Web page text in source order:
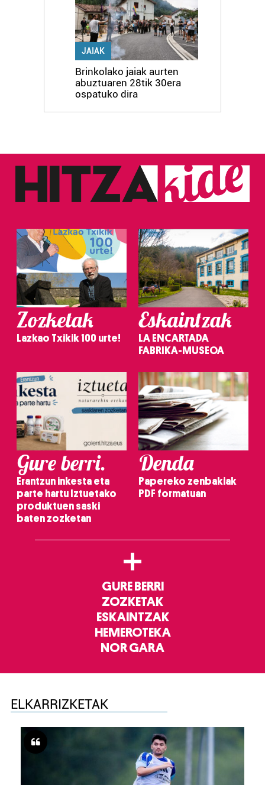
JAIAK
Brinkolako jaiak aurten
abuztuaren 28tik 30era
ospatuko dira
Zozketak
Lazkao Txikik 100 urte!
Eskaintzak
LA ENCARTADA
FABRIKA-MUSEOA
Gure berri.
Erantzun inkesta eta
parte hartu Iztuetako
produktuen saski
baten zozketan
Denda
Papereko zenbakiak
PDF formatuan
+
GURE BERRI
ZOZKETAK
ESKAINTZAK
HEMEROTEKA
NOR GARA
ELKARRIZKETAK